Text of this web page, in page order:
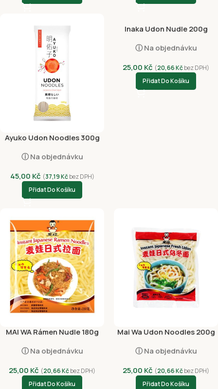
Ayuko Udon Noodles 300g
ⓘ Na objednávku
45,00 Kč (37,19Kčbez DPH)
Přidat Do Košíku
Inaka Udon Nudle 200g
ⓘ Na objednávku
25,00 Kč (20,66Kčbez DPH)
Přidat Do Košíku
MAI WA Rámen Nudle 180g
ⓘ Na objednávku
25,00 Kč (20,66Kčbez DPH)
Přidat Do Košíku
Mai Wa Udon Noodles 200g
ⓘ Na objednávku
25,00 Kč (20,66Kčbez DPH)
Přidat Do Košíku